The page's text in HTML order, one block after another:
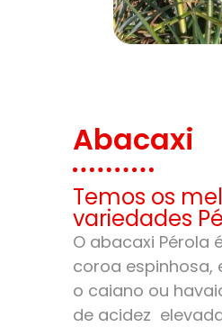
Abacaxi
Temos os
variedades
O abacaxi Pérola
coroa espinhosa,
o caiano ou
de acidez